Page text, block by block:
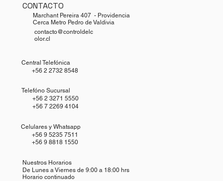
Marchant Pereira 407 - Providencia
Cerca Metro Pedro de Valdivia
CONTACTO
contacto@controldelc
olor.cl
Central Telefónica
+56 2 2732 8548
Telefóno Sucursal
+56 2 3271 5550
+56 7 2269 4104
Celulares y Whatsapp
+56 9 5235 7511
+56 9 8818 1550
Nuestros Horarios
De Lunes a Viernes de 9:00 a 18:00 hrs
Horario continuado